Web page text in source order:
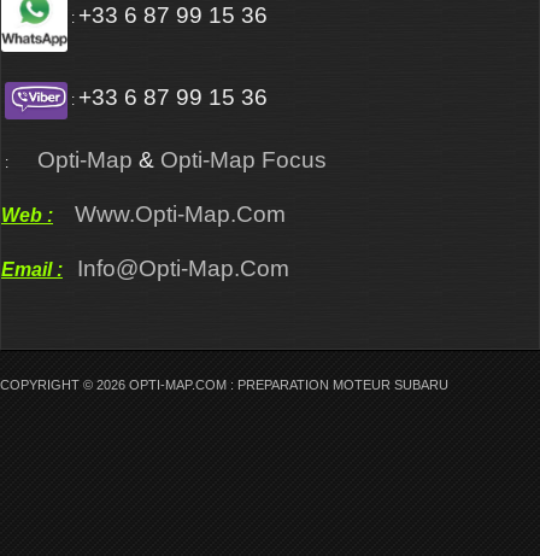
: +33 6 87 99 15 36
: +33 6 87 99 15 36
: Opti-Map & Opti-Map Focus
Web : Www.opti-Map.com
Email : Info@opti-Map.com
COPYRIGHT © 2026 OPTI-MAP.COM : PREPARATION MOTEUR SUBARU